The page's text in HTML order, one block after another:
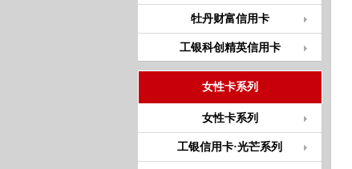
牡丹财富信用卡
工银科创精英信用卡
女性卡系列
女性卡系列
工银信用卡·光芒系列